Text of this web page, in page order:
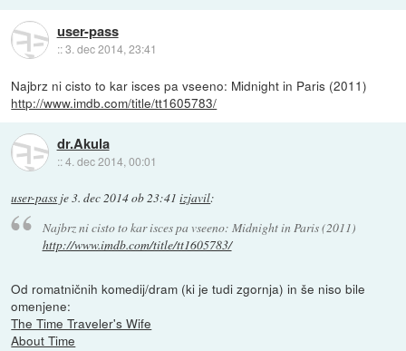
user-pass
::3. dec 2014, 23:41
Najbrz ni cisto to kar isces pa vseeno: Midnight in Paris (2011)
http://www.imdb.com/title/tt1605783/
dr.Akula
::4. dec 2014, 00:01
user-pass je3. dec 2014 ob 23:41 izjavil:
Najbrz ni cisto to kar isces pa vseeno: Midnight in Paris (2011)
http://www.imdb.com/title/tt1605783/
Od romatničnih komedij/dram (ki je tudi zgornja) in še niso bile
omenjene:
The Time Traveler's Wife
About Time